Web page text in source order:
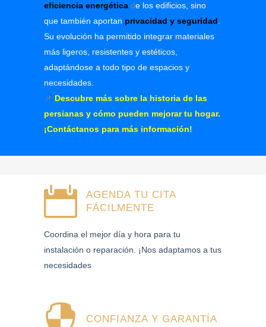
eficiencia energética de los edificios, sino
que también aportan privacidad y seguridad.
Su evolución ha permitido integrar materiales
más ligeros, resistentes y estéticos,
adaptándose a todo tipo de espacios y
necesidades.
📌 Descubre más sobre la historia de las
persianas y cómo pueden mejorar tu hogar.
¡Contáctanos para más información!
AGENDA TU CITA
FÁCILMENTE
Coordina el mejor día y hora para tu
instalación o reparación. ¡Nos adaptamos a tus
necesidades
CONFIANZA Y GARANTÍA